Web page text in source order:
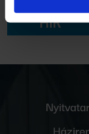
ELŐZŐ
HÍR